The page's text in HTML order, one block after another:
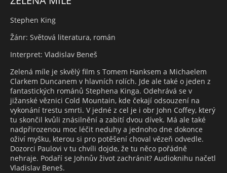
Stephen King
Žánr: Světová literatura, román
Interpret: Vladislav Beneš
Zelená míle je skvělý film s Tomem Hanksem a Michaelem
Clarkem Duncanem v hlavních rolích. Jde ale také o jeden z
fantastických románů Stephena Kinga. Odehrává se v
jižanské věznici Cold Mountain, kde čekají odsouzení na
vykonání trestu smrti. V jedné z cel je i obr John Coffey, který
tu skončil kvůli znásilnění a zabití dvou dívek. Má ale také
nadpřirozenou moc léčit neduhy a jednoho dne dokonce
oživí myšku, kterou si pro potěšení choval vězeň odvedle.
Dozorci Paulovi v tu chvíli dojde, že tu něco pořádně
nehraje. Podaří se Johnův život zachránit? Audioknihu načetl
Vladislav Beneš.